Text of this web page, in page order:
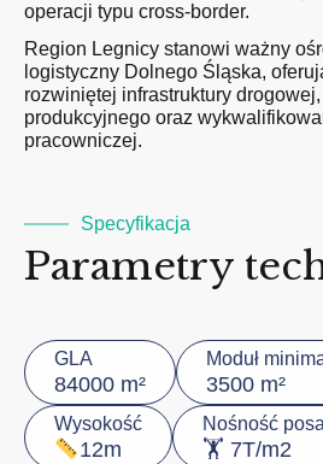
operacji typu cross-border.
Region Legnicy stanowi ważny
logistyczny Dolnego Śląska,
rozwiniętej infrastruktury
produkcyjnego oraz
pracowniczej.
Specyfikacja
Parametry
GLA
84000 m²
Moduł
3500 m²
Wysokość
12m
Nośność
🏋️ 7T/m2